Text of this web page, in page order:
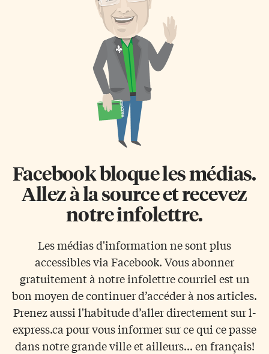
Facebook bloque les médias.
Allez à la source et recevez
notre infolettre.
Les médias d'information ne sont plus
accessibles via Facebook. Vous abonner
gratuitement à notre infolettre courriel est un
bon moyen de continuer d’accéder à nos articles.
Prenez aussi l'habitude d’aller directement sur l-
express.ca pour vous informer sur ce qui ce passe
dans notre grande ville et ailleurs... en français!